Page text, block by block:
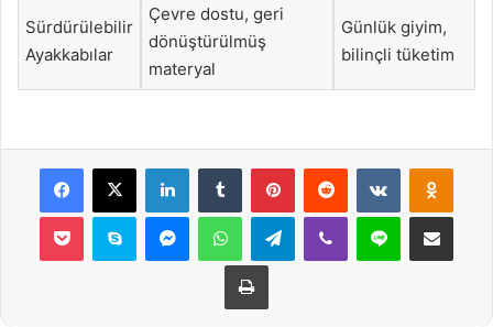
Sürdürülebilir
Ayakkabılar
Çevre dostu, geri
dönüştürülmüş
materyal
Günlük giyim,
bilinçli tüketim
Facebook
X LinkedInTumblr PinterestReddit VKontakte
Pocket Skype MessengerWhatsAppTelegramViber Line E-Posta ile
Yazdır